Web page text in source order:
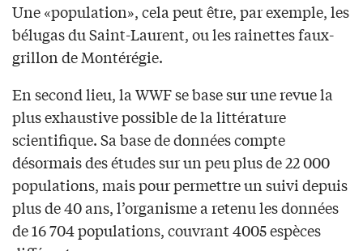
Une «population», cela peut être, par exemple, les
bélugas du Saint-Laurent, ou les rainettes faux-
grillon de Montérégie.
En second lieu, la WWF se base sur une revue la
plus exhaustive possible de la littérature
scientifique. Sa base de données compte
désormais des études sur un peu plus de 22 000
populations, mais pour permettre un suivi depuis
plus de 40 ans, l’organisme a retenu les données
de 16 704 populations, couvrant 4005 espèces